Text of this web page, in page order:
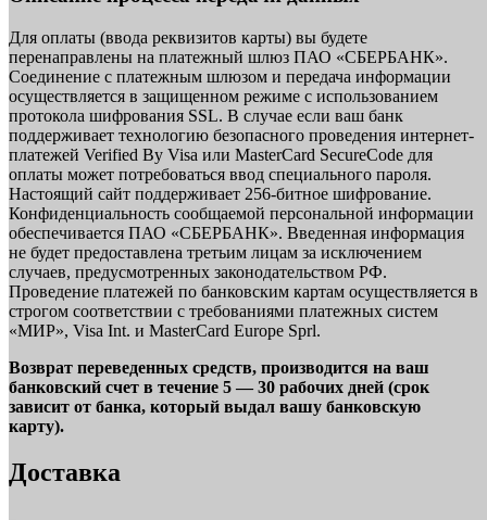
Для оплаты (ввода реквизитов карты) вы будете
перенаправлены на платежный шлюз ПАО «СБЕРБАНК».
Соединение с платежным шлюзом и передача информации
осуществляется в защищенном режиме с использованием
протокола шифрования SSL. В случае если ваш банк
поддерживает технологию безопасного проведения интернет-
платежей Verified By Visa или MasterCard SecureCode для
оплаты может потребоваться ввод специального пароля.
Настоящий сайт поддерживает 256-битное шифрование.
Конфиденциальность сообщаемой персональной информации
обеспечивается ПАО «СБЕРБАНК». Введенная информация
не будет предоставлена третьим лицам за исключением
случаев, предусмотренных законодательством РФ.
Проведение платежей по банковским картам осуществляется в
строгом соответствии с требованиями платежных систем
«МИР», Visa Int. и MasterCard Europe Sprl.
Возврат переведенных средств, производится на ваш
банковский счет в течение 5 — 30 рабочих дней (срок
зависит от банка, который выдал вашу банковскую
карту).
Доставка